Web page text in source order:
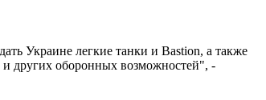
Украине легкие танки и Bastion, а также
других оборонных возможностей", -